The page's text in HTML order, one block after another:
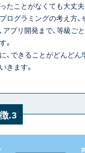
たことがなくても大丈
ログラミングの考え方、
、アプリ開発まで、等級ご
。
、できることがどんどん
きます。
.3